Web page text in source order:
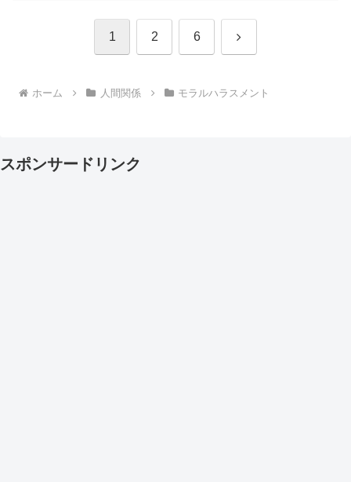
1 2 6 次
ホーム 人間関係 モラルハラスメント
スポンサードリンク